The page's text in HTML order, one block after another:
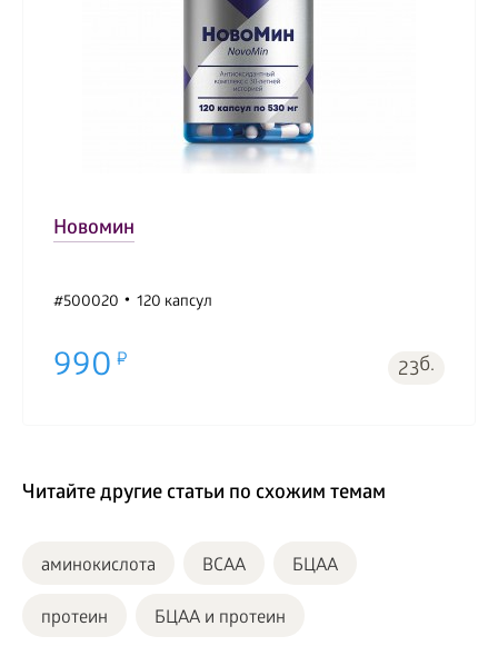
Новомин
#500020 120 капсул
990 23б.
Читайте другие статьи по схожим темам
аминокислота ВСАА БЦАА
протеин БЦАА и протеин